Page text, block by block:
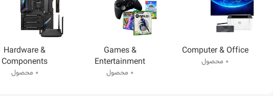
Computer & Office
0 محصول
Games &
Entertainment
0 محصول
Hardware &
Components
0 محصول